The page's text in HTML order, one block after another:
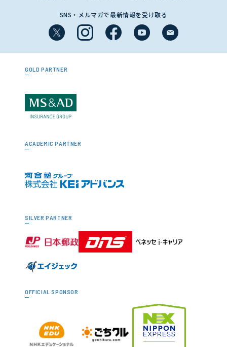
SNS・メルマガで最新情報を受け取る
GOLD PARTNER
ACADEMIC PARTNER
SILVER PARTNER
OFFICIAL SPONSOR